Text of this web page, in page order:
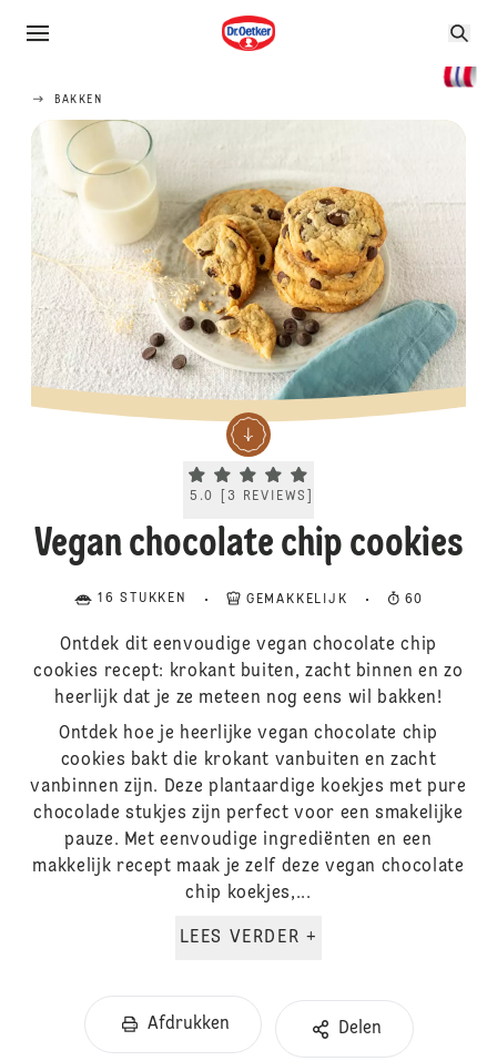
BAKKEN
Current rating 5.0. Click to rate.
5.0 [3 REVIEWS
Vegan chocolate chip cookies
16 STUKKEN GEMAKKELIJK 60
Ontdek dit eenvoudige vegan chocolate chip
cookies recept: krokant buiten, zacht binnen en zo
heerlijk dat je ze meteen nog eens wil bakken!
Ontdek hoe je heerlijke vegan chocolate chip
cookies bakt die krokant vanbuiten en zacht
vanbinnen zijn. Deze plantaardige koekjes met pure
chocolade stukjes zijn perfect voor een smakelijke
pauze. Met eenvoudige ingrediënten en een
makkelijk recept maak je zelf deze vegan chocolate
chip koekjes,...
LEES VERDER +
Afdrukken Delen